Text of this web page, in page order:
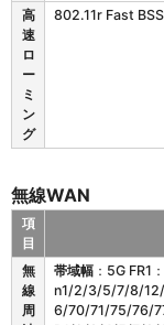
高
速
ロ
ー
ミ
ン
グ
802.11r Fast
無線WAN
項
目
無
線
周
帯域幅 ：5G FR1：
n1/2/3/5/7/8/
6/70/71/75/76/